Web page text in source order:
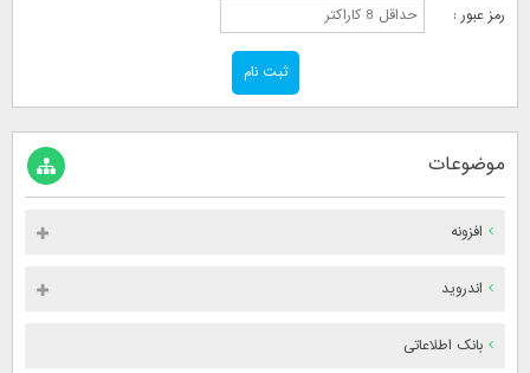
رمز عبور :
موضوعات
افزونه
اندروید
بانک اطلاعاتی